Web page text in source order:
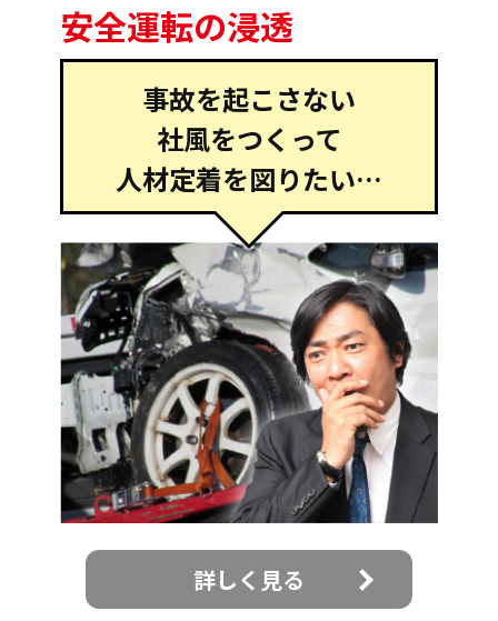
安全運転の浸透
事故を起こさない
社風をつくって
人材定着を図りたい…
詳しく見る